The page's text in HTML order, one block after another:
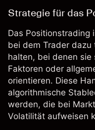
Strategie für das
Das Positionstrading
bei dem Trader dazu
halten, bei denen sie
Faktoren oder
orientieren. Diese
algorithmische
werden, die bei
Volatilität aufweisen